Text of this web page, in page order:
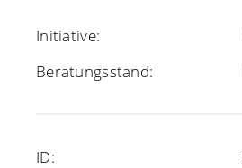
Initiative:
Beratungsstand:
ID: